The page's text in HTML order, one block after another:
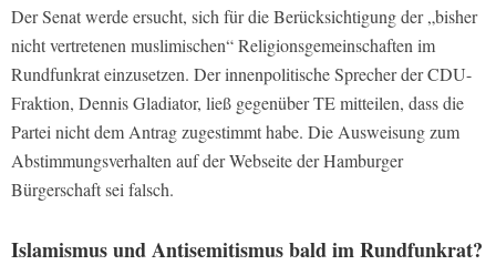
Der Senat werde ersucht, sich für die Berücksichtigung der „bisher
nicht vertretenen muslimischen“ Religionsgemeinschaften im
Rundfunkrat einzusetzen. Der innenpolitische Sprecher der CDU-
Fraktion, Dennis Gladiator, ließ gegenüber TE mitteilen, dass die
Partei nicht dem Antrag zugestimmt habe. Die Ausweisung zum
Abstimmungsverhalten auf der Webseite der Hamburger
Bürgerschaft sei falsch.
Islamismus und Antisemitismus bald im Rundfunkrat?